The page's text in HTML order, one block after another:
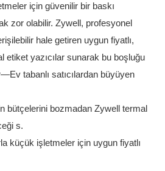
için güvenilir bir baskı
zor olabilir. Zywell, profesyonel
hale getiren uygun fiyatlı,
etiket yazıcılar sunarak bu boşluğu
tabanlı satıcılardan büyüyen
bütçelerini bozmadan Zywell termal
s.